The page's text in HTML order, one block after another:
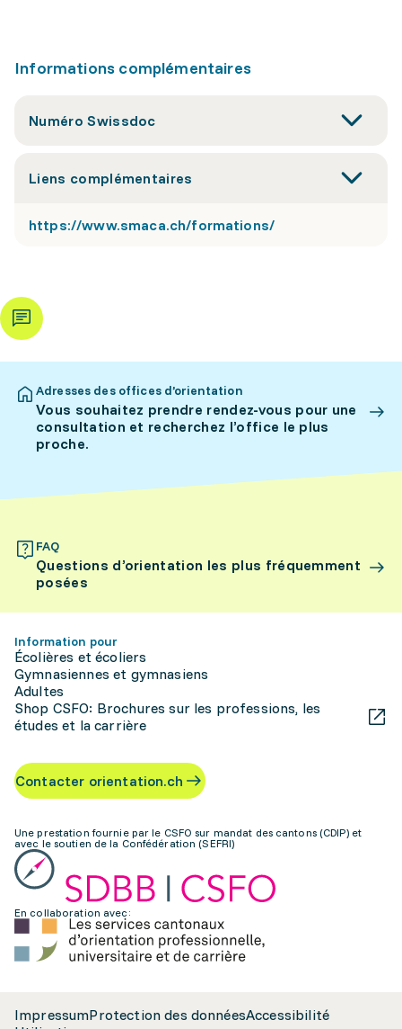
Informations complémentaires
Numéro Swissdoc
Liens complémentaires
https://www.smaca.ch/formations/
Adresses des offices d’orientation
Vous souhaitez prendre rendez-vous pour une
consultation et recherchez l’office le plus
proche.
FAQ
Questions d’orientation les plus fréquemment
posées
Information pour
Écolières et écoliers
Gymnasiennes et gymnasiens
Adultes
Shop CSFO: Brochures sur les professions, les
études et la carrière
Contacter orientation.ch
Une prestation fournie par le CSFO sur mandat des cantons (CDIP) et
avec le soutien de la Confédération (SEFRI)
En collaboration avec:
ImpressumProtection des donnéesAccessibilité